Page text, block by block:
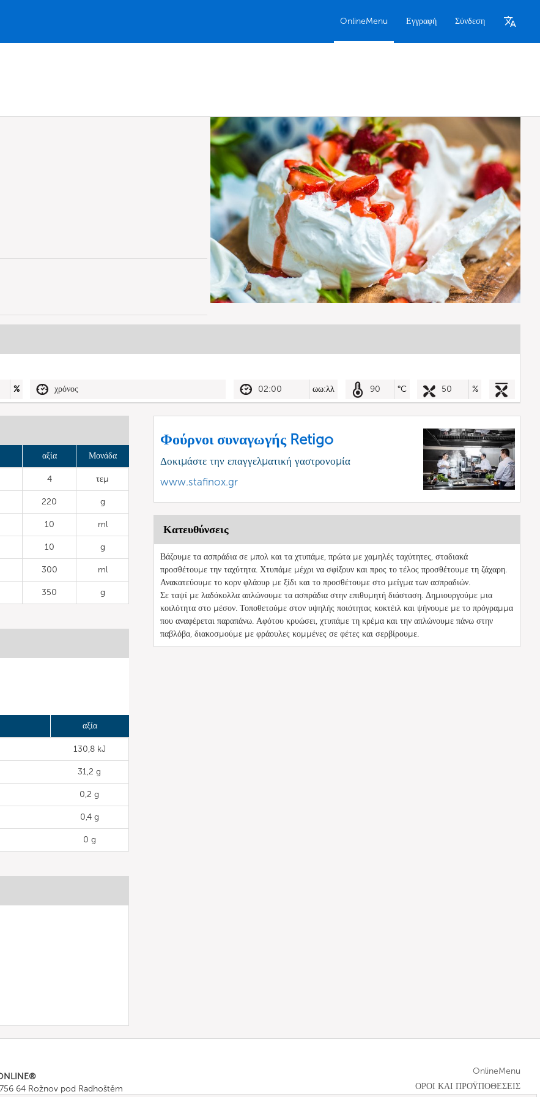
OnlineMenu Εγγραφή Σύνδεση
% χρόνος 02:00 ωω:λλ 90 °C 50 %
αξία Μονάδα
4 τεμ
220 g
10 ml
10 g
300 ml
350 g
αξία
130,8 kJ
31,2 g
0,2 g
0,4 g
0 g
Φούρνοι συναγωγής Retigo
Δοκιμάστε την επαγγελματική γαστρονομία
www.stafinox.gr
Κατευθύνσεις
Βάζουμε τα ασπράδια σε μπολ και τα χτυπάμε, πρώτα με χαμηλές ταχύτητες, σταδιακά
προσθέτουμε την ταχύτητα. Χτυπάμε μέχρι να σφίξουν και προς το τέλος προσθέτουμε τη ζάχαρη.
Ανακατεύουμε το κορν φλάουρ με ξίδι και το προσθέτουμε στο μείγμα των ασπραδιών.
Σε ταψί με λαδόκολλα απλώνουμε τα ασπράδια στην επιθυμητή διάσταση. Δημιουργούμε μια
κοιλότητα στο μέσον. Τοποθετούμε στον υψηλής ποιότητας κοκτέιλ και ψήνουμε με το πρόγραμμα
που αναφέρεται παραπάνω. Αφότου κρυώσει, χτυπάμε τη κρέμα και την απλώνουμε πάνω στην
παβλόβα, διακοσμούμε με φράουλες κομμένες σε φέτες και σερβίρουμε.
64 Rožnov pod Radhoštěm
OnlineMenu
ΟΡΟΙ ΚΑΙ ΠΡΟΫΠΟΘΕΣΕΙΣ